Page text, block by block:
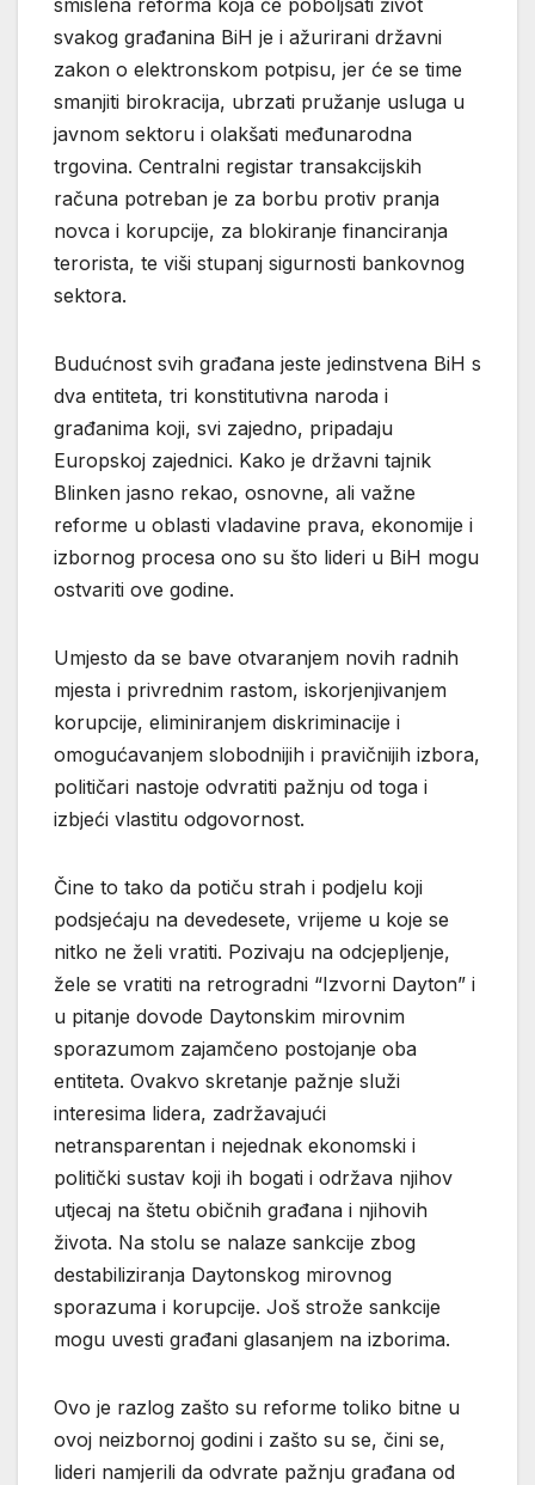
svakog građanina BiH je i ažurirani državni
zakon o elektronskom potpisu, jer će se time
smanjiti birokracija, ubrzati pružanje usluga u
javnom sektoru i olakšati međunarodna
trgovina. Centralni registar transakcijskih
računa potreban je za borbu protiv pranja
novca i korupcije, za blokiranje financiranja
terorista, te viši stupanj sigurnosti bankovnog
sektora.
Budućnost svih građana jeste jedinstvena BiH s
dva entiteta, tri konstitutivna naroda i
građanima koji, svi zajedno, pripadaju
Europskoj zajednici. Kako je državni tajnik
Blinken jasno rekao, osnovne, ali važne
reforme u oblasti vladavine prava, ekonomije i
izbornog procesa ono su što lideri u BiH mogu
ostvariti ove godine.
Umjesto da se bave otvaranjem novih radnih
mjesta i privrednim rastom, iskorjenjivanjem
korupcije, eliminiranjem diskriminacije i
omogućavanjem slobodnijih i pravičnijih izbora,
političari nastoje odvratiti pažnju od toga i
izbjeći vlastitu odgovornost.
Čine to tako da potiču strah i podjelu koji
podsjećaju na devedesete, vrijeme u koje se
nitko ne želi vratiti. Pozivaju na odcjepljenje,
žele se vratiti na retrogradni “Izvorni Dayton” i
u pitanje dovode Daytonskim mirovnim
sporazumom zajamčeno postojanje oba
entiteta. Ovakvo skretanje pažnje služi
interesima lidera, zadržavajući
netransparentan i nejednak ekonomski i
politički sustav koji ih bogati i održava njihov
utjecaj na štetu običnih građana i njihovih
života. Na stolu se nalaze sankcije zbog
destabiliziranja Daytonskog mirovnog
sporazuma i korupcije. Još strože sankcije
mogu uvesti građani glasanjem na izborima.
Ovo je razlog zašto su reforme toliko bitne u
ovoj neizbornoj godini i zašto su se, čini se,
lideri namjerili da odvrate pažnju građana od